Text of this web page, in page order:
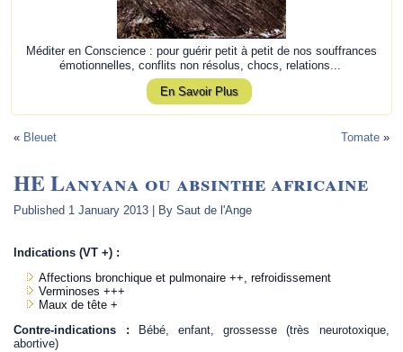
Méditer en Conscience : pour guérir petit à petit de nos souffrances
émotionnelles, conflits non résolus, chocs, relations...
En Savoir Plus
« Bleuet Tomate»
HE Lanyana ou absinthe africaine
Published 1 January 2013 By Saut de l'Ange
Indications (VT +) :
Affections bronchique et pulmonaire ++, refroidissement
Verminoses +++
Maux de tête +
Contre-indications :
Bébé, enfant, grossesse (très neurotoxique,
abortive)